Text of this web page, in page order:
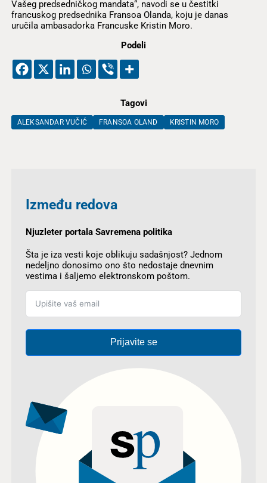
Vašeg predsedničkog mandata“, navodi se u čestitki
francuskog predsednika Fransoa Olanda, koju je danas
uručila ambasadorka Francuske Kristin Moro.
Podeli
Tagovi
ALEKSANDAR VUČIĆ FRANSOA OLAND KRISTIN MORO
Između redova
Njuzleter portala Savremena politika
Šta je iza vesti koje oblikuju sadašnjost? Jednom
nedeljno donosimo ono što nedostaje dnevnim
vestima i šaljemo elektronskom poštom.
Prijavite se